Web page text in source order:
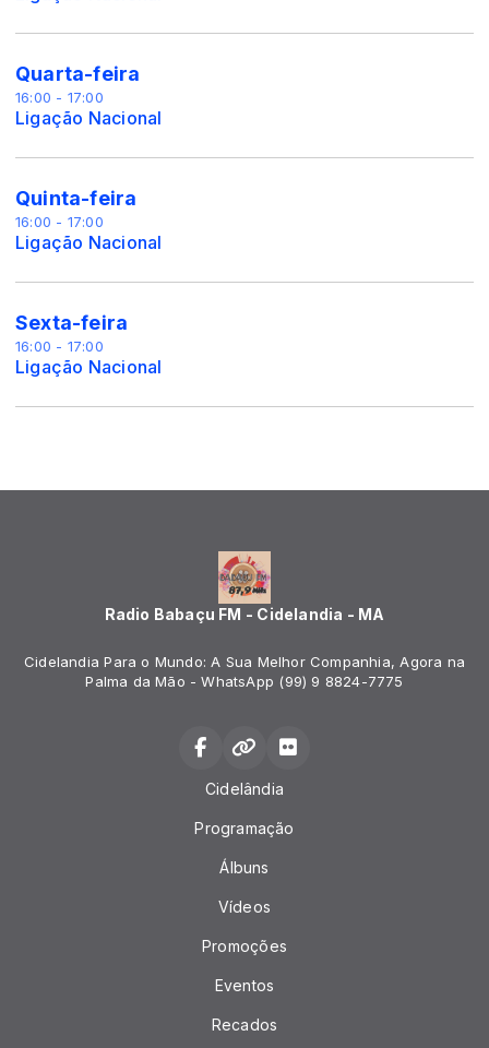
Quarta-feira
16:00 - 17:00
Ligação Nacional
Quinta-feira
16:00 - 17:00
Ligação Nacional
Sexta-feira
16:00 - 17:00
Ligação Nacional
Radio Babaçu FM - Cidelandia - MA
Cidelandia Para o Mundo: A Sua Melhor Companhia, Agora na
Palma da Mão - WhatsApp (99) 9 8824-7775
Cidelândia
Programação
Álbuns
Vídeos
Promoções
Eventos
Recados